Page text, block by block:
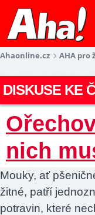
Ahaonline.cz AHA pro
DISKUSE KE
nich
Mouky, ať
žitné, patří
potravin, které